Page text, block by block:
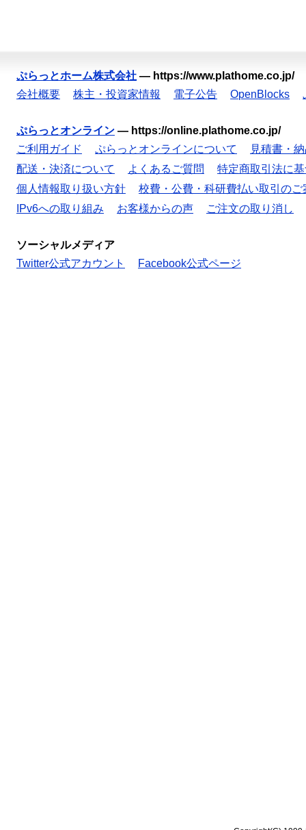
ぷらっとホーム株式会社 — https://www.plathome.co.jp/
会社概要
株主・投資家情報 電子公告 OpenBlocks
ぷらっとオンライン — https://online.plathome.co.jp/
ご利用ガイド
ぷらっとオンラインについて
見積書・
配送・決済について
よくあるご質問
特定商取引法に
個人情報取り扱い方針
校費・公費・科研費払い取引のご
IPv6への取り組み
お客様からの声 ご注文の取り消し
ソーシャルメディア
Twitter公式アカウント
Facebook公式ページ